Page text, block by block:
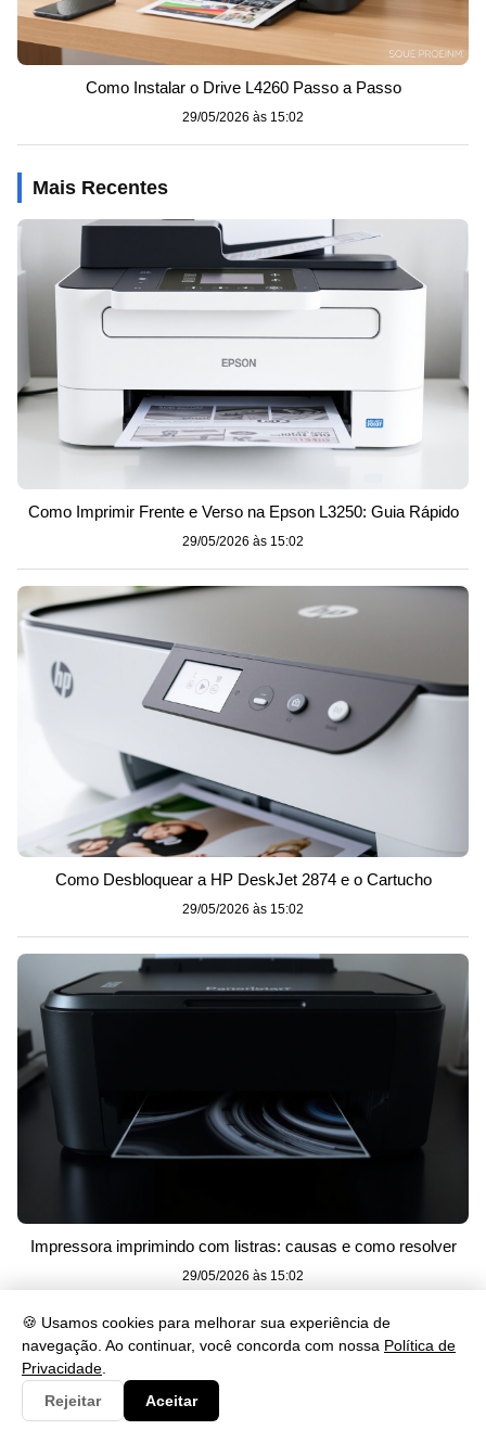
🍪 Usamos cookies para melhorar sua experiência de
navegação. Ao continuar, você concorda com nossa Política de
Privacidade
Rejeitar
Aceitar
Como Instalar o Drive L4260 Passo a Passo
29/05/2026 às 15:02
Mais Recentes
Como Imprimir Frente e Verso na Epson L3250: Guia Rápido
29/05/2026 às 15:02
Como Desbloquear a HP DeskJet 2874 e o Cartucho
29/05/2026 às 15:02
Impressora imprimindo com listras: causas e como resolver
29/05/2026 às 15:02